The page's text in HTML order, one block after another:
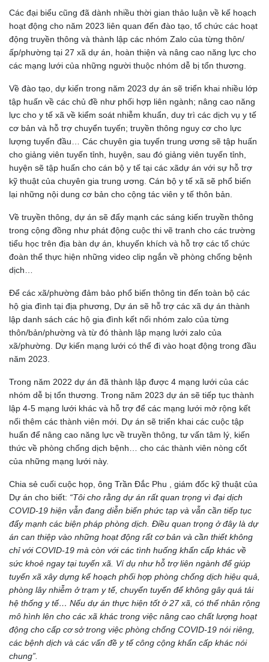
Các đại biểu cũng đã dành nhiều thời gian thảo luận về kế hoạch
hoạt động cho năm 2023 liên quan đến đào tạo, tổ chức các hoạt
động truyền thông và thành lập các nhóm Zalo của từng thôn/
ấp/phường tại 27 xã dự án, hoàn thiện và nâng cao năng lực cho
các mạng lưới của những người thuộc nhóm dễ bị tổn thương.
Về đào tạo, dự kiến trong năm 2023 dự án sẽ triển khai nhiều lớp
tập huấn về các chủ đề như phối hợp liên ngành; nâng cao năng
lực cho y tế xã về kiểm soát nhiễm khuẩn, duy trì các dịch vụ y tế
cơ bản và hỗ trợ chuyển tuyến; truyền thông nguy cơ cho lực
lượng tuyến đầu… Các chuyên gia tuyến trung ương sẽ tập huấn
cho giảng viên tuyến tỉnh, huyện, sau đó giảng viên tuyến tỉnh,
huyện sẽ tập huấn cho cán bộ y tế tại các xãdự án với sự hỗ trợ
kỹ thuật của chuyên gia trung ương. Cán bộ y tế xã sẽ phổ biến
lại những nội dung cơ bản cho cộng tác viên y tế thôn bản.
Về truyền thông, dự án sẽ đẩy mạnh các sáng kiến truyền thông
trong cộng đồng như phát động cuộc thi vẽ tranh cho các trường
tiểu học trên địa bàn dự án, khuyến khích và hỗ trợ các tổ chức
đoàn thể thực hiện những video clip ngắn về phòng chống bệnh
dịch…
Để các xã/phường đảm bảo phổ biến thông tin đến toàn bộ các
hộ gia đình tại địa phương, Dự án sẽ hỗ trợ các xã dự án thành
lập danh sách các hộ gia đình kết nối nhóm zalo của từng
thôn/bản/phường và từ đó thành lập mạng lưới zalo của
xã/phường. Dự kiến mạng lưới có thể đi vào hoạt động trong đầu
năm 2023.
Trong năm 2022 dự án đã thành lập được 4 mạng lưới của các
nhóm dễ bị tổn thương. Trong năm 2023 dự án sẽ tiếp tục thành
lập 4-5 mạng lưới khác và hỗ trợ để các mạng lưới mở rộng kết
nối thêm các thành viên mới. Dự án sẽ triển khai các cuộc tập
huấn để nâng cao năng lực về truyền thông, tư vấn tâm lý, kiến
thức về phòng chống dịch bệnh… cho các thành viên nòng cốt
của những mạng lưới này.
Chia sẻ cuối cuộc họp, ông Trần Đắc Phu , giám đốc kỹ thuật của
Dự án cho biết: “Tôi cho rằng dự án rất quan trọng vì đại dịch
COVID-19 hiện vẫn đang diễn biến phức tạp và vẫn cần tiếp tục
đẩy mạnh các biện pháp phòng dịch. Điều quan trọng ở đây là dự
án can thiệp vào những hoạt động rất cơ bản và cần thiết không
chỉ với COVID-19 mà còn với các tình huống khẩn cấp khác về
sức khoẻ ngay tại tuyến xã. Ví dụ như hỗ trợ liên ngành để giúp
tuyến xã xây dựng kế hoạch phối hợp phòng chống dịch hiệu quả,
phòng lây nhiễm ở trạm y tế, chuyển tuyến để không gây quá tải
hệ thống y tế… Nếu dự án thực hiện tốt ở 27 xã, có thể nhân rộng
mô hình lên cho các xã khác trong việc nâng cao chất lượng hoạt
động cho cấp cơ sở trong việc phòng chống COVID-19 nói riêng,
các bệnh dịch và các vấn đề y tế công cộng khẩn cấp khác nói
chung”.